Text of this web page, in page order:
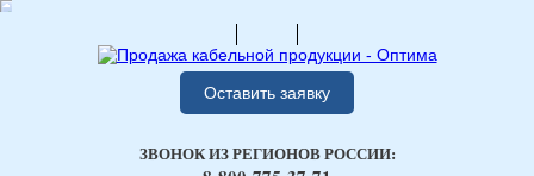
Оставить заявку
ЗВОНОК ИЗ РЕГИОНОВ РОССИИ: